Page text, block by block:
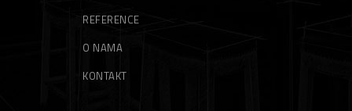
REFERENCE
O NAMA
KONTAKT